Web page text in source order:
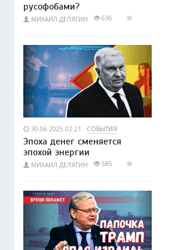
русофобами?
МИХАИЛ ДЕЛЯГИН 636
30.06.2025 02:21 СОБЫТИЯ
Эпоха денег сменяется
эпохой энергии
МИХАИЛ ДЕЛЯГИН 585